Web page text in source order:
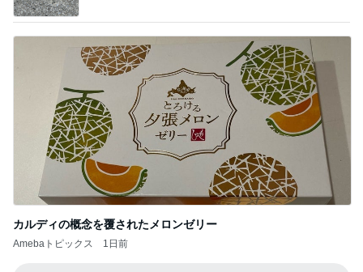
カルディの概念を覆されたメロンゼリー
Amebaトピックス 1日前